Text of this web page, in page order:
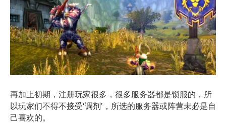
再加上初期，注册玩家很多，很多服务器都是锁服的，所
以玩家们不得不接受‘调剂’，所选的服务器或阵营未必是自
己喜欢的。